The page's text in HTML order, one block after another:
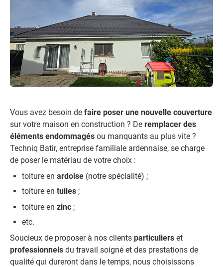
Vous avez besoin de faire poser une nouvelle couverture
sur votre maison en construction ? De remplacer des
éléments endommagés ou manquants au plus vite ?
Techniq Batir, entreprise familiale ardennaise, se charge
de poser le matériau de votre choix :
toiture en ardoise (notre spécialité) ;
toiture en tuiles ;
toiture en zinc ;
etc.
Soucieux de proposer à nos clients particuliers et
professionnels du travail soigné et des prestations de
qualité qui dureront dans le temps, nous choisissons